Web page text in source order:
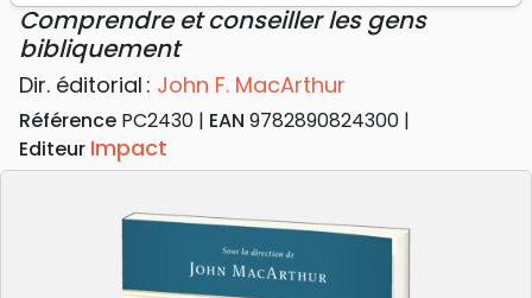
Comprendre et conseiller les gens
bibliquement
Dir. éditorial : John F. MacArthur
Référence PC2430 EAN 9782890824300
Editeur Impact